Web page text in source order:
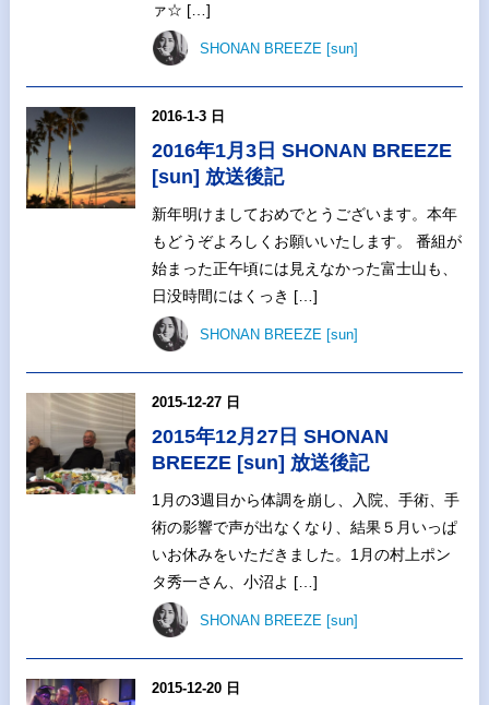
ァ☆ […]
SHONAN BREEZE [sun]
2016-1-3 日
2016年1月3日 SHONAN BREEZE
[sun] 放送後記
新年明けましておめでとうございます。本年
もどうぞよろしくお願いいたします。 番組が
始まった正午頃には見えなかった富士山も、
日没時間にはくっき […]
SHONAN BREEZE [sun]
2015-12-27 日
2015年12月27日 SHONAN
BREEZE [sun] 放送後記
1月の3週目から体調を崩し、入院、手術、手
術の影響で声が出なくなり、結果５月いっぱ
いお休みをいただきました。1月の村上ポン
タ秀一さん、小沼よ […]
SHONAN BREEZE [sun]
2015-12-20 日